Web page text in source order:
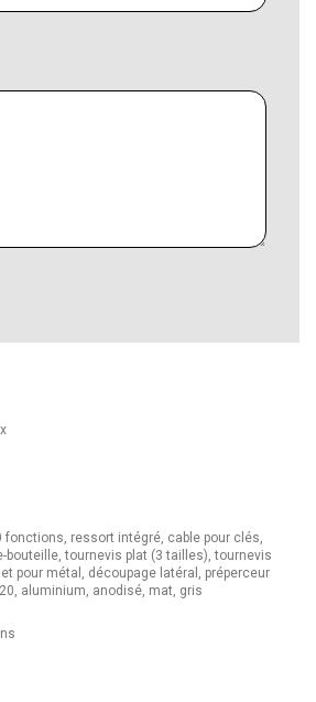
fonctions, ressort intégré, cable pour clés,
bouteille, tournevis plat (3 tailles), tournevis
pour métal, découpage latéral, préperceur
aluminium, anodisé, mat, gris